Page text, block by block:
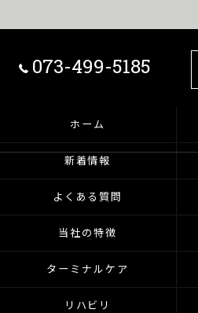
073-499-5185
ホーム
新着情報
よくある質問
当社の特徴
ターミナルケア
リハビリ